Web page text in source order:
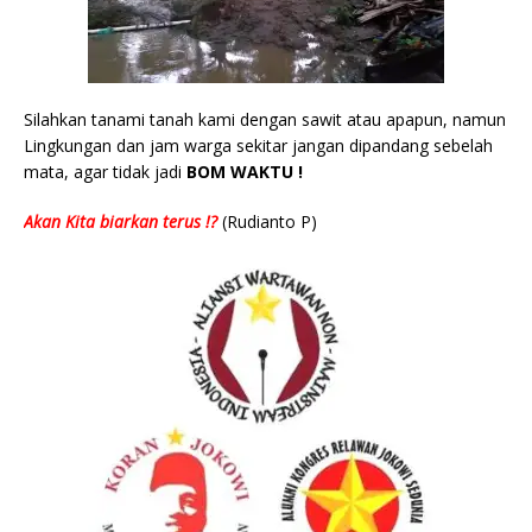
Silahkan tanami tanah kami dengan sawit atau apapun, namun
Lingkungan dan jam warga sekitar jangan dipandang sebelah
mata, agar tidak jadi BOM WAKTU !
Akan Kita biarkan terus !?(Rudianto P)